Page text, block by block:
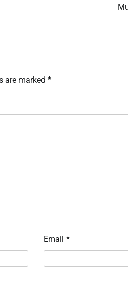
are marked *
Email *